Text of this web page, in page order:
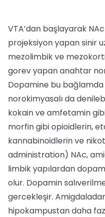
VTA’dan başlayarak
projeksiyon yapan sinir
mezolimbik ve
gorev yapan anahtar
Dopamine bu
norokimyasalı da
kokain ve amfetamin
morfin gibi opioidlerin,
kannabinoidlerin ve
administration) NAc,
limbik yapılardan
olur. Dopamin
gercekleşir.
hipokampustan daha